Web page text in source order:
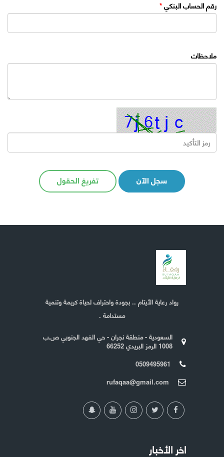
رقم الحساب البنكي *
ملاحظات
سجل الآن تفريغ الحقول
رواد رعاية الأيتام .. بجودة واحتراف لحياة كريمة وتنمية
مستدامة .
السعودية - منطقة نجران - حي الفهد الجنوبي ص.ب
1008 الرمز البريدي 66252
0509495961
rufaqaa@gmail.com
اخر الأخبار